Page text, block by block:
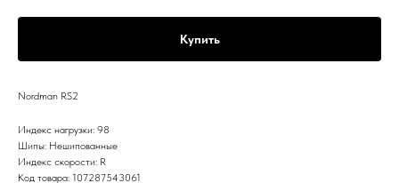
Купить
Nordman RS2
Индекс нагрузки: 98
Шипы: Нешипованные
Индекс скорости: R
Код товара: 107287543061